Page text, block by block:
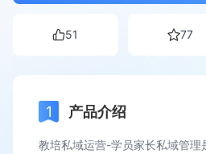
51 77
产品介绍
教培私域运营-学员家长私域管理